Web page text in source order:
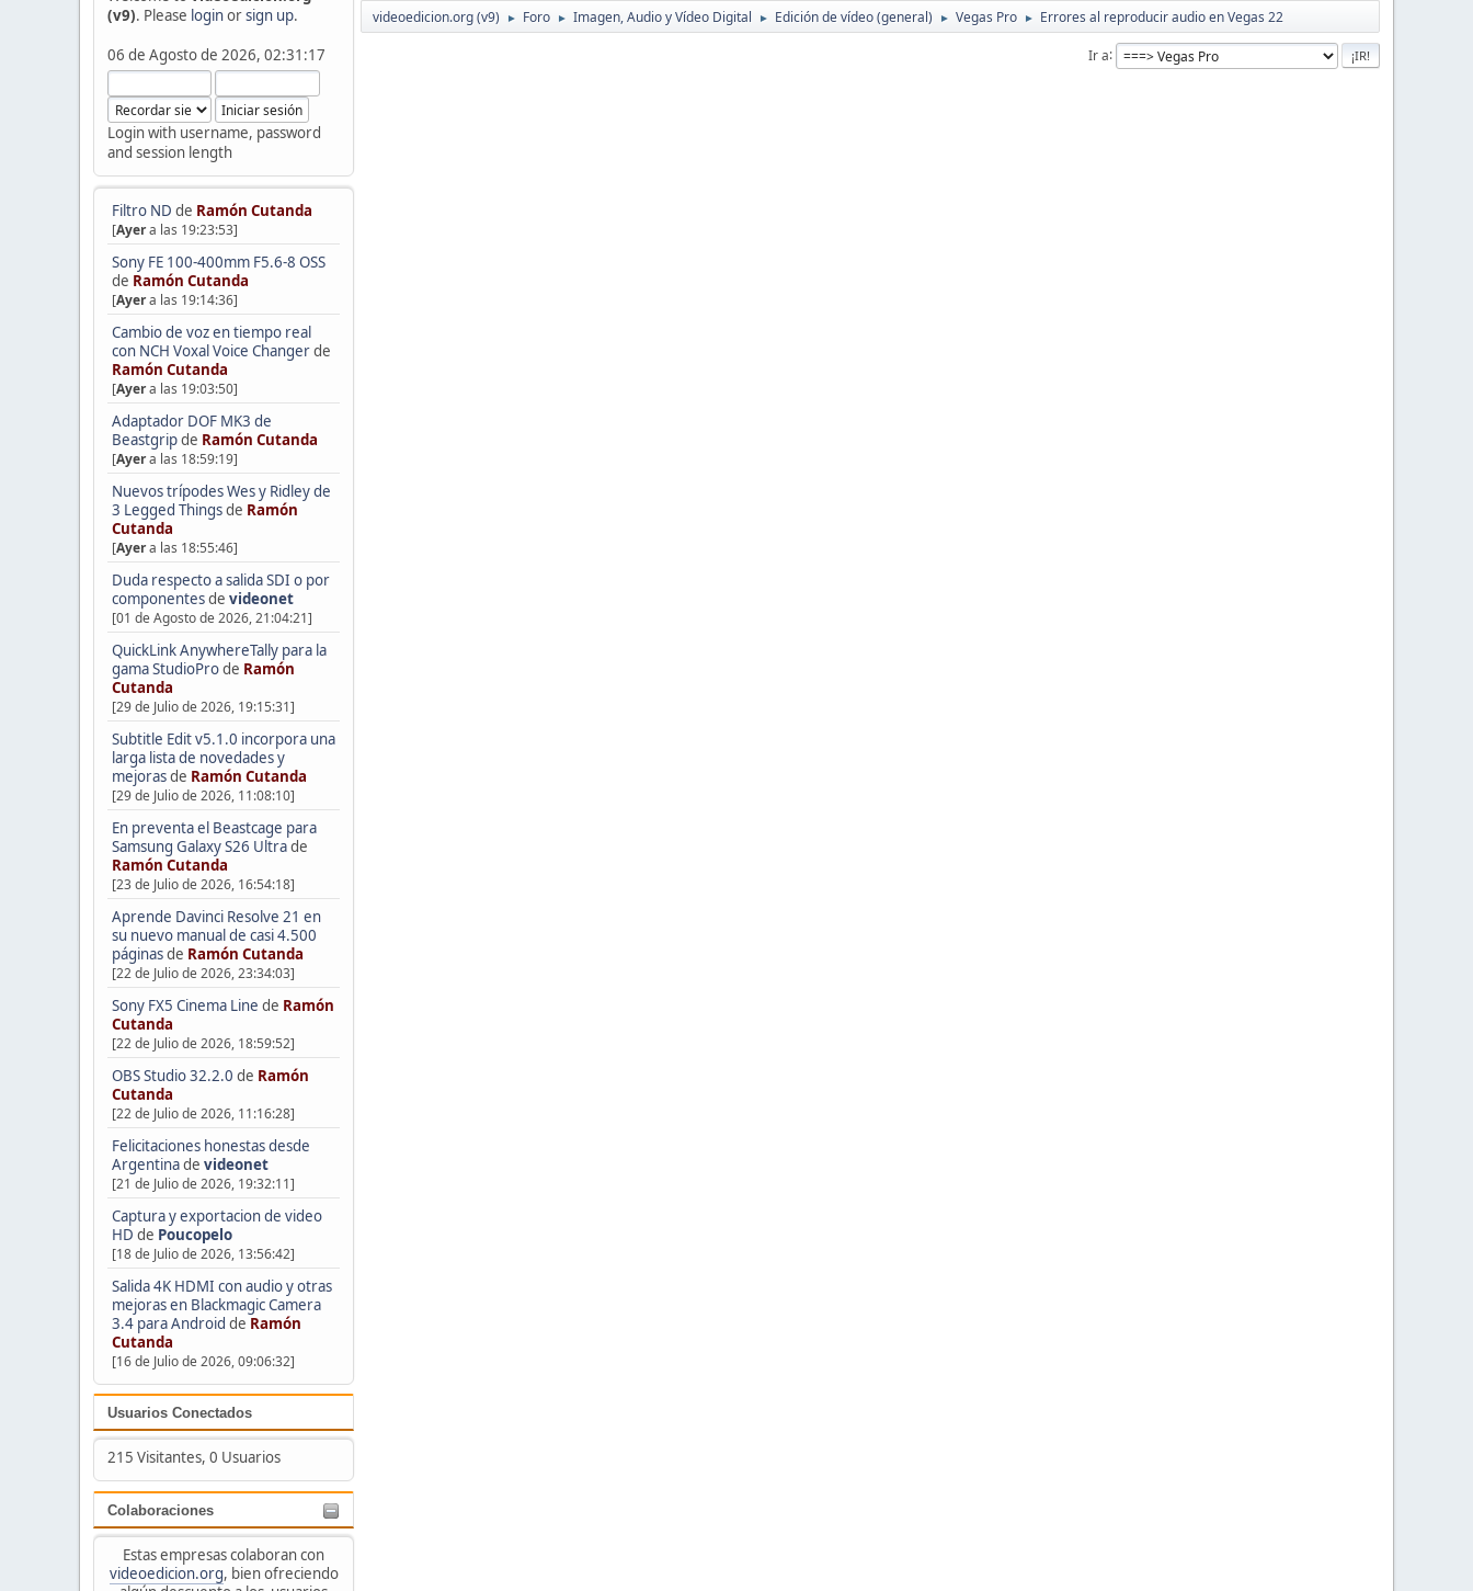
(v9). Please loginorsign up.
06 de Agosto de 2026, 02:31:17
Login with username, password
and session length
Filtro ND de Ramón Cutanda
[Ayera las 19:23:53]
Sony FE 100-400mm F5.6-8 OSS
de Ramón Cutanda
[Ayera las 19:14:36]
Cambio de voz en tiempo real
con NCH Voxal Voice Changerde
Ramón Cutanda
[Ayera las 19:03:50]
Adaptador DOF MK3 de
Beastgripde Ramón Cutanda
[Ayera las 18:59:19]
Nuevos trípodes Wes y Ridley de
3 Legged Thingsde Ramón
Cutanda
[Ayera las 18:55:46]
Duda respecto a salida SDI o por
componentesde videonet
[01 de Agosto de 2026, 21:04:21]
QuickLink AnywhereTally para la
gama StudioProde Ramón
Cutanda
[29 de Julio de 2026, 19:15:31]
Subtitle Edit v5.1.0 incorpora una
larga lista de novedades y
mejorasde Ramón Cutanda
[29 de Julio de 2026, 11:08:10]
En preventa el Beastcage para
Samsung Galaxy S26 Ultrade
Ramón Cutanda
[23 de Julio de 2026, 16:54:18]
Aprende Davinci Resolve 21 en
su nuevo manual de casi 4.500
páginasde Ramón Cutanda
[22 de Julio de 2026, 23:34:03]
Sony FX5 Cinema Line de Ramón
Cutanda
[22 de Julio de 2026, 18:59:52]
OBS Studio 32.2.0 de Ramón
Cutanda
[22 de Julio de 2026, 11:16:28]
Felicitaciones honestas desde
Argentinade videonet
[21 de Julio de 2026, 19:32:11]
Captura y exportacion de video
HD de Poucopelo
[18 de Julio de 2026, 13:56:42]
Salida 4K HDMI con audio y otras
mejoras en Blackmagic Camera
3.4 para Android de Ramón
Cutanda
[16 de Julio de 2026, 09:06:32]
Usuarios Conectados
215 Visitantes, 0 Usuarios
Colaboraciones
Estas empresas colaboran con
videoedicion.org, bien ofreciendo
videoedicion.org (v9) ► Foro ► Imagen, Audio y Vídeo Digital ► Edición de vídeo (general) ► Vegas Pro ► Errores al reproducir audio en Vegas 22
Ir a